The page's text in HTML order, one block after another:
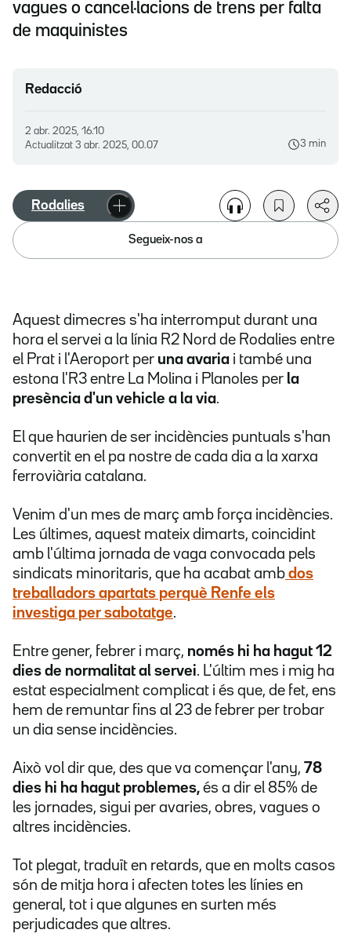
vagues o cancel·lacions de trens per falta
de maquinistes
Redacció
2 abr. 2025, 16.10
Actualitzat 3 abr. 2025, 00.07 3 min
Rodalies
Segueix-nos a
Aquest dimecres s'ha interromput durant una
hora el servei a la línia R2 Nord de Rodalies entre
el Prat i l'Aeroport per una avaria i també una
estona l'R3 entre La Molina i Planoles per la
presència d'un vehicle a la via.
El que haurien de ser incidències puntuals s'han
convertit en el pa nostre de cada dia a la xarxa
ferroviària catalana.
Venim d'un mes de març amb força incidències.
Les últimes, aquest mateix dimarts, coincidint
amb l'última jornada de vaga convocada pels
sindicats minoritaris, que ha acabat amb dos
treballadors apartats perquè Renfe els
investiga per sabotatge.
Entre gener, febrer i març, només hi ha hagut 12
dies de normalitat al servei. L'últim mes i mig ha
estat especialment complicat i és que, de fet, ens
hem de remuntar fins al 23 de febrer per trobar
un dia sense incidències.
Això vol dir que, des que va començar l'any, 78
dies hi ha hagut problemes, és a dir el 85% de
les jornades, sigui per avaries, obres, vagues o
altres incidències.
Tot plegat, traduït en retards, que en molts casos
són de mitja hora i afecten totes les línies en
general, tot i que algunes en surten més
perjudicades que altres.